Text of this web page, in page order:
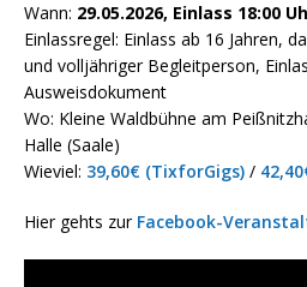
Wann: 29.05.2026, Einlass 18:00
Einlassregel: Einlass ab 16 Jahren,
und volljähriger Begleitperson,
Ausweisdokument
Wo: Kleine Waldbühne am
Halle (Saale)
Wieviel: 39,60€ (TixforGigs) /
Hier gehts zur Facebook-